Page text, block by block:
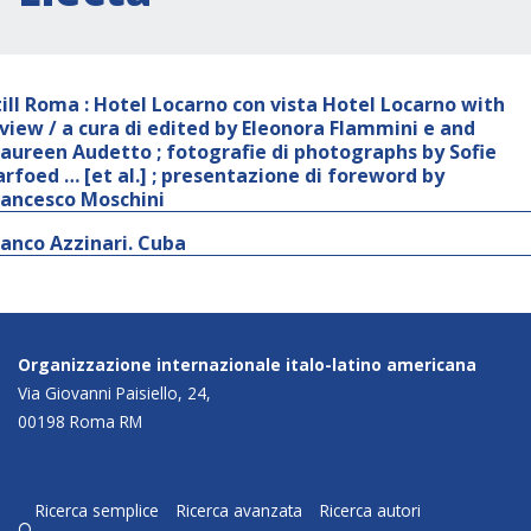
Roma : Hotel Locarno con vista Hotel Locarno with
/ a cura di edited by Eleonora Flammini e and
Audetto ; fotografie di photographs by Sofie
… [et al.] ; presentazione di foreword by
Moschini
Azzinari. Cuba
Organizzazione internazionale italo-latino americana
Via Giovanni Paisiello, 24,
00198 Roma RM
Ricerca semplice Ricerca avanzata Ricerca autori